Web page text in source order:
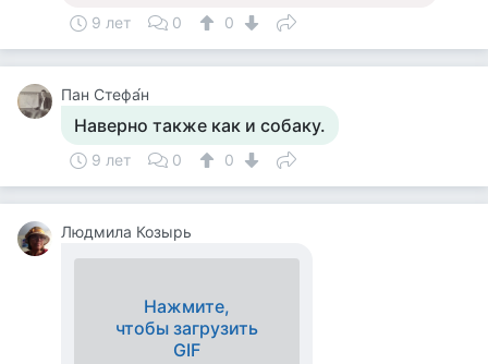
9 лет 0 0
Пан Стефа́н
Наверно также как и собаку.
9 лет 0 0
Людмила Козырь
Нажмите,
чтобы загрузить
GIF